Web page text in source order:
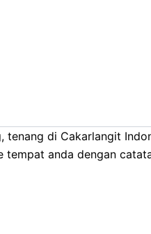
tenang di Cakarlangit
tempat anda dengan